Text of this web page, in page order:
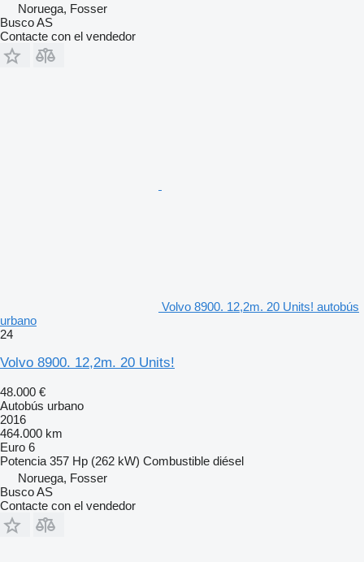
Noruega, Fosser
Busco AS
Contacte con el vendedor
Volvo 8900. 12,2m. 20 Units! autobús
urbano
24
Volvo 8900. 12,2m. 20 Units!
48.000 €
Autobús urbano
2016
464.000 km
Euro 6
Potencia 357 Hp (262 kW) Combustible diésel
Noruega, Fosser
Busco AS
Contacte con el vendedor